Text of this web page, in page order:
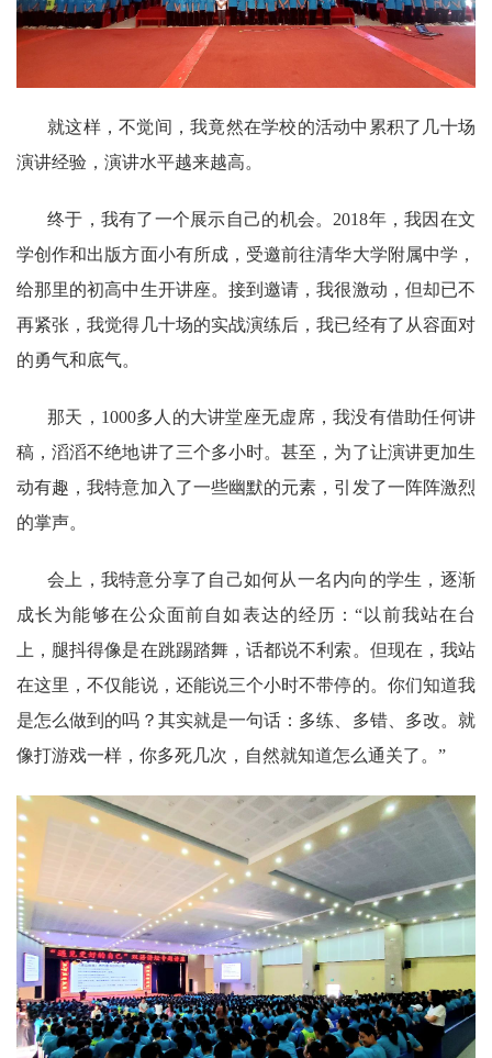
就这样，不觉间，我竟然在学校的活动中累积了几十场
演讲经验，演讲水平越来越高。
终于，我有了一个展示自己的机会。2018年，我因在文
学创作和出版方面小有所成，受邀前往清华大学附属中学，
给那里的初高中生开讲座。接到邀请，我很激动，但却已不
再紧张，我觉得几十场的实战演练后，我已经有了从容面对
的勇气和底气。
那天，1000多人的大讲堂座无虚席，我没有借助任何讲
稿，滔滔不绝地讲了三个多小时。甚至，为了让演讲更加生
动有趣，我特意加入了一些幽默的元素，引发了一阵阵激烈
的掌声。
会上，我特意分享了自己如何从一名内向的学生，逐渐
成长为能够在公众面前自如表达的经历：“以前我站在台
上，腿抖得像是在跳踢踏舞，话都说不利索。但现在，我站
在这里，不仅能说，还能说三个小时不带停的。你们知道我
是怎么做到的吗？其实就是一句话：多练、多错、多改。就
像打游戏一样，你多死几次，自然就知道怎么通关了。”